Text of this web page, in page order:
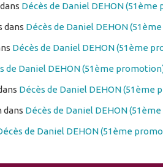
dans Décès de Daniel DEHON
dans Décès de Daniel DEHON
Décès de Daniel DEHON (51ème
de Daniel DEHON (51ème
Décès de Daniel DEHON
dans Décès de Daniel DEHON
de Daniel DEHON (51ème